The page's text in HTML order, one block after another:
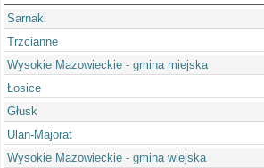
Sarnaki
Trzcianne
Wysokie Mazowieckie - gmina miejska
Łosice
Głusk
Ulan-Majorat
Wysokie Mazowieckie - gmina wiejska